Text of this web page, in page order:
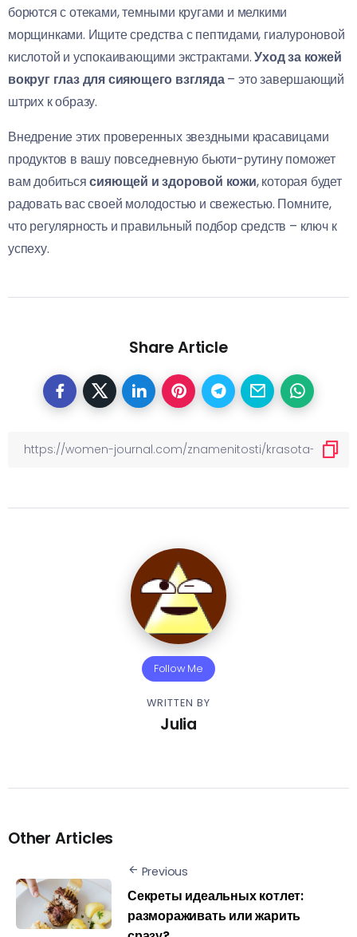
борются с отеками, темными кругами и мелкими
морщинками. Ищите средства с пептидами, гиалуроновой
кислотой и успокаивающими экстрактами.Уход за кожей
вокруг глаз для сияющего взгляда– это завершающий
штрих к образу.
Внедрение этих проверенных звездными красавицами
продуктов в вашу повседневную бьюти-рутину поможет
вам добитьсясияющей и здоровой кожи, которая будет
радовать вас своей молодостью и свежестью. Помните,
что регулярность и правильный подбор средств – ключ к
успеху.
Share Article
Follow Me
WRITTEN BY
Julia
Other Articles
Previous
Секреты идеальных котлет:
размораживать или жарить